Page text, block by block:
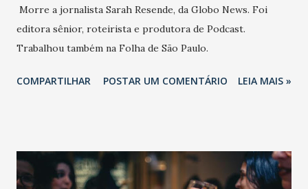
Morre a jornalista Sarah Resende, da Globo News. Foi
editora sênior, roteirista e produtora de Podcast.
Trabalhou também na Folha de São Paulo.
COMPARTILHAR POSTAR UM COMENTÁRIO LEIA MAIS »